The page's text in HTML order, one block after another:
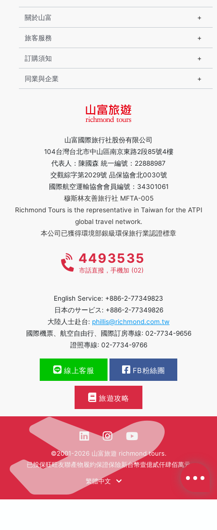
山富國際旅行社股份有限公司
104台灣台北市中山區南京東路2段85號4樓
代表人：陳國森 統一編號：22888987
交觀綜字第2029號 品保協會北0030號
國際航空運輸協會會員編號：34301061
穆斯林友善旅行社 MFTA-005
Richmond Tours is the representative in Taiwan for the ATPI
global travel network.
本公司已獲得環境部銀級環保旅行業認證標章
關於山富
旅客服務
訂購須知
同業與企業
4493535
市話直撥，手機加 (02)
English Service: +886-2-77349823
日本のサービス: +886-2-77349826
大陸人士赴台: phillis@richmond.com.tw
國際機票、航空自由行、國際訂房專線: 02-7734-9656
證照專線: 02-7734-9766
線上客服 FB粉絲團
旅遊攻略
©2001-2026 山富旅遊 richmond tours.
已投保旺旺友聯產物履約保證保險新台幣壹億貳仟肆佰萬元
繁體中文